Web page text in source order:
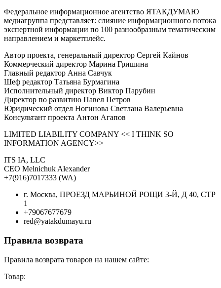
Федеральное информационное агентство ЯТАКДУМАЮ
медиагруппа представляет: слияние информационного потока
экспертной информации по 100 разнообразным тематическим
направлением и маркетплейс.
Автор проекта, генеральный директор Сергей Кайнов
Коммерческий директор Марина Гришина
Главный редактор Анна Савчук
Шеф редактор Татьяна Бурмагина
Исполнительный директор Виктор Парубин
Директор по развитию Павел Петров
Юридический отдел Ногинова Светлана Валерьевна
Консультант проекта Антон Агапов
LIMITED LIABILITY COMPANY << I THINK SO
INFORMATION AGENCY>>
ITS IA, LLC
CEO Melnichuk Alexander
+7(916)7017333 (WA)
г. Москва, ПРОЕЗД МАРЬИНОЙ РОЩИ 3-Й, Д 40, СТР
1
+79067677679
red@yatakdumayu.ru
Правила возврата
Правила возврата товаров на нашем сайте:
Товар: